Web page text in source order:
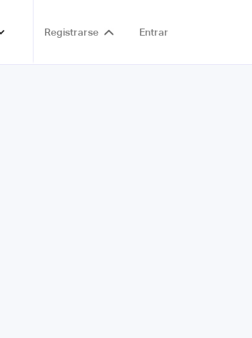
Registrarse Entrar